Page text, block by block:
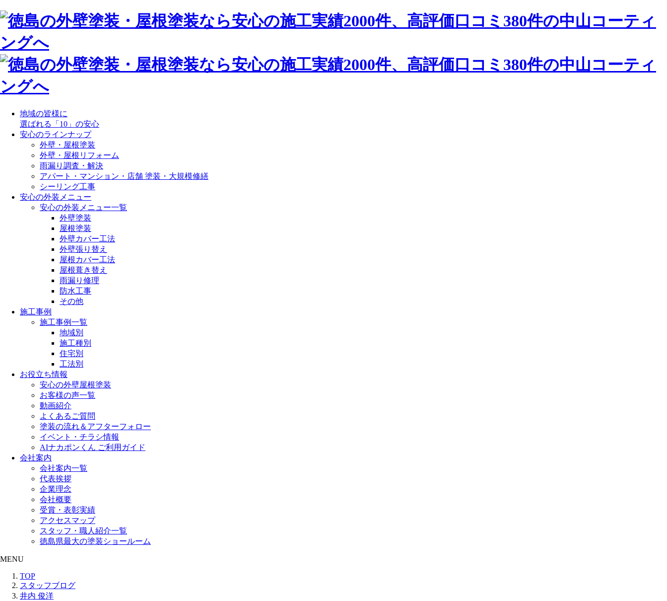
地域の皆様に
選ばれる「10」の安心
安心のラインナップ
外壁・屋根塗装
外壁・屋根リフォーム
雨漏り調査・解決
アパート・マンション・店舗 塗装・大規模修繕
シーリング工事
安心の外装メニュー
安心の外装メニュー一覧
外壁塗装
屋根塗装
外壁カバー工法
外壁張り替え
屋根カバー工法
屋根葺き替え
雨漏り修理
防水工事
その他
施工事例
施工事例一覧
地域別
施工種別
住宅別
工法別
お役立ち情報
安心の外壁屋根塗装
お客様の声一覧
動画紹介
よくあるご質問
塗装の流れ＆アフターフォロー
イベント・チラシ情報
AIナカポンくん ご利用ガイド
会社案内
会社案内一覧
代表挨拶
企業理念
会社概要
受賞・表彰実績
アクセスマップ
スタッフ・職人紹介一覧
徳島県最大の塗装ショールーム
MENU
TOP
スタッフブログ
井内 俊洋